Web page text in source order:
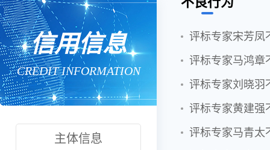
信用信息
CREDIT INFORMATION
主体信息
评标专家宋芳凤
评标专家马鸿章
评标专家刘晓羽
评标专家黄建强
评标专家马青太